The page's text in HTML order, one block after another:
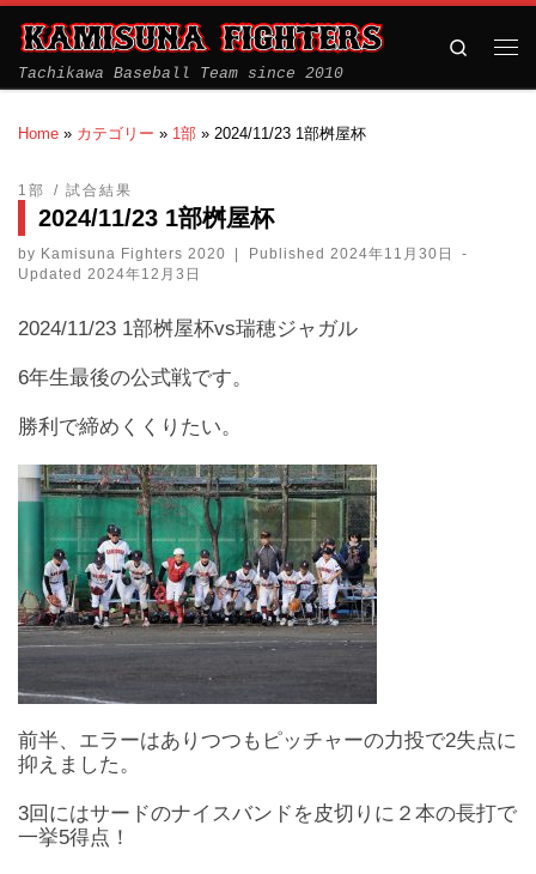
Tachikawa Baseball Team since 2010
Search
Home » カテゴリー » 1部 » 2024/11/23 1部桝屋杯
1部 試合結果
2024/11/23 1部桝屋杯
by Kamisuna Fighters 2020 Published 2024年11月30日
-
Updated 2024年12月3日
2024/11/23 1部桝屋杯vs瑞穂ジャガル
6年生最後の公式戦です。
勝利で締めくくりたい。
前半、エラーはありつつもピッチャーの力投で2失点に
抑えました。
3回にはサードのナイスバンドを皮切りに２本の長打で
一挙5得点！